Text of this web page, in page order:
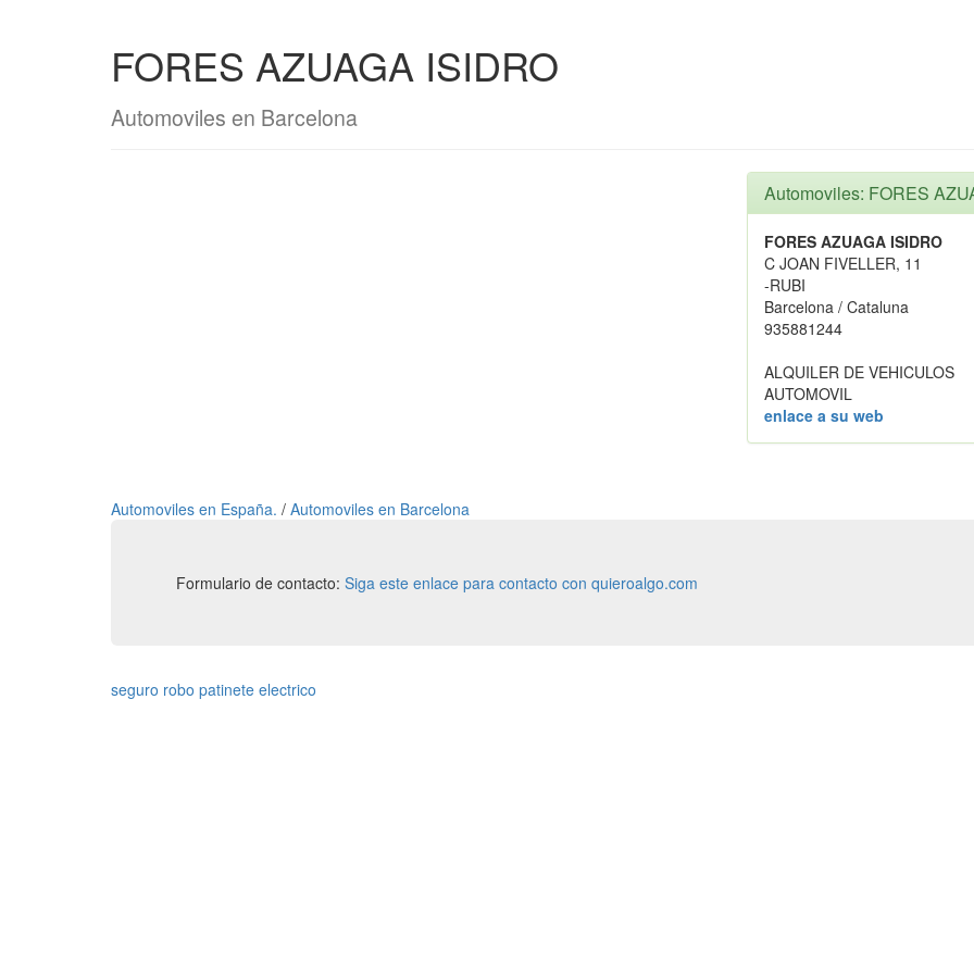
FORES AZUAGA ISIDRO
Automoviles en Barcelona
Automoviles: FORES
FORES AZUAGA ISIDRO
C JOAN FIVELLER, 11
-RUBI
Barcelona / Cataluna
935881244
ALQUILER DE VEHICULOS
AUTOMOVIL
enlace a su web
Automoviles en España. / Automoviles en Barcelona
Formulario de contacto: Siga este enlace para contacto con quieroalgo.com
seguro robo patinete electrico